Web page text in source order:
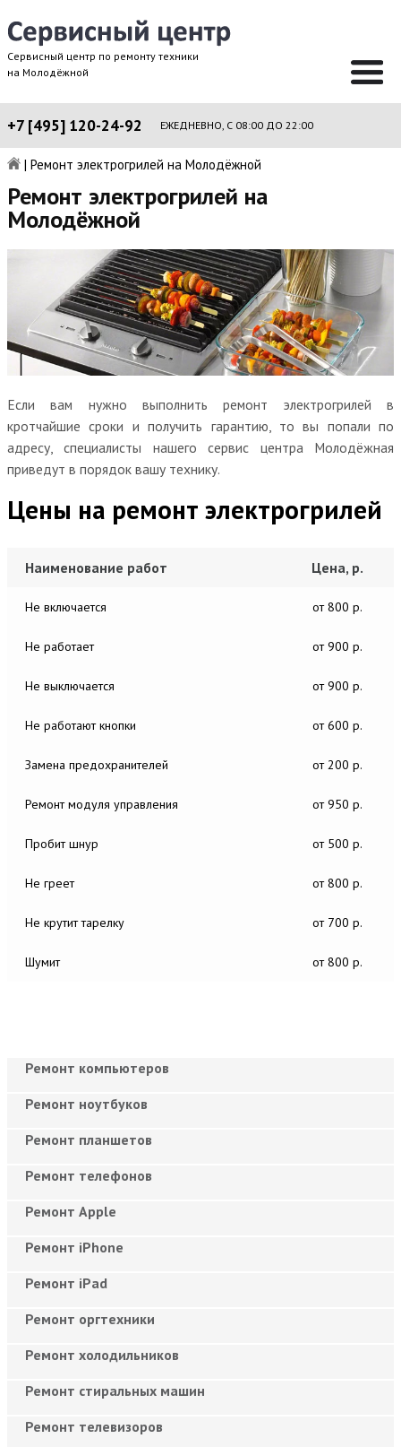
Сервисный центр по ремонту техники
на Молодёжной
+7 [495] 120-24-92 ЕЖЕДНЕВНО, С 08:00 ДО 22:00
| Ремонт электрогрилей на Молодёжной
Ремонт электрогрилей на
Молодёжной
Если вам нужно выполнить ремонт электрогрилей в
кротчайшие сроки и получить гарантию, то вы попали по
адресу, специалисты нашего сервис центра Молодёжная
приведут в порядок вашу технику.
Цены на ремонт электрогрилей
Наименование работ Цена, р.
Не включается от 800 р.
Не работает от 900 р.
Не выключается от 900 р.
Не работают кнопки от 600 р.
Замена предохранителей от 200 р.
Ремонт модуля управления от 950 р.
Пробит шнур от 500 р.
Не греет от 800 р.
Не крутит тарелку от 700 р.
Шумит от 800 р.
Ремонт компьютеров
Ремонт ноутбуков
Ремонт планшетов
Ремонт телефонов
Ремонт Apple
Ремонт iPhone
Ремонт iPad
Ремонт оргтехники
Ремонт холодильников
Ремонт стиральных машин
Ремонт телевизоров